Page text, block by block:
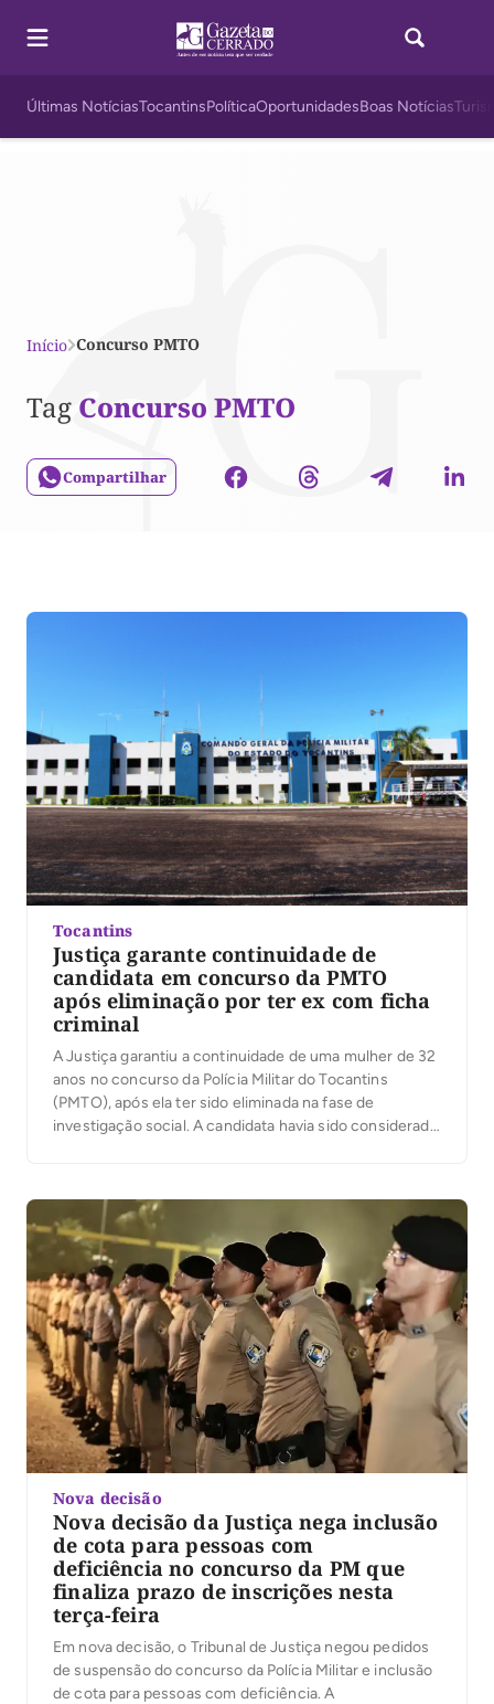
Últimas NotíciasTocantinsPolíticaOportunidadesBoas Notícias
Início Concurso PMTO
Tag Concurso PMTO
Compartilhar
Tocantins
Justiça garante continuidade de
candidata em concurso da PMTO
após eliminação por ter ex com ficha
criminal
A Justiça garantiu a continuidade de uma mulher de 32
anos no concurso da Polícia Militar do Tocantins
(PMTO), após ela ter sido eliminada na fase de
investigação social. A candidata havia sido considerada
incompatibilidade financeira e omissão de um […]
Nova decisão
Nova decisão da Justiça nega inclusão
de cota para pessoas com
deficiência no concurso da PM que
finaliza prazo de inscrições nesta
terça-feira
Em nova decisão, o Tribunal de Justiça negou pedidos
de suspensão do concurso da Polícia Militar e inclusão
de cota para pessoas com deficiência. A